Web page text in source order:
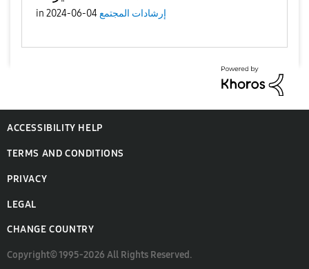
in إرشادات المجتمع04-06-2024
ACCESSIBILITY HELP
TERMS AND CONDITIONS
PRIVACY
LEGAL
CHANGE COUNTRY
Copyright© 1995-2026 All Rights Reserved.